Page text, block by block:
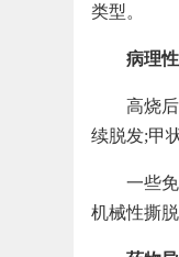
类型。
病理
高烧
续脱发;甲
一些
机械性撕